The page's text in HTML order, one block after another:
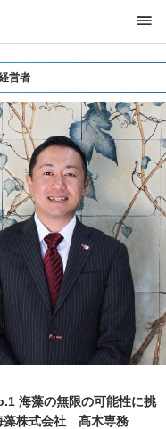
営者
海藻の無限の可能性に挑
藻株式会社 髙木専務